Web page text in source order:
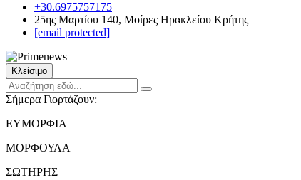
+30.6975757175
25ης Μαρτίου 140, Μοίρες Ηρακλείου Κρήτης
[email protected]
Κλείσιμο
Σήμερα Γιορτάζουν:
ΕΥΜΟΡΦΙΑ
ΜΟΡΦΟΥΛΑ
ΣΩΤΗΡΗΣ